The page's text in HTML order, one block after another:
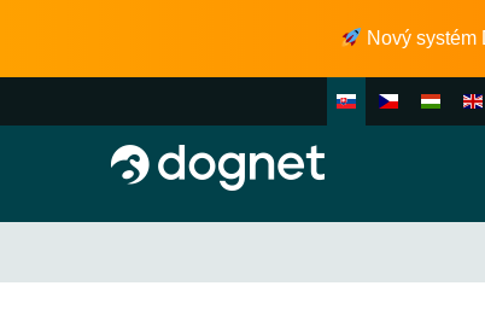
Nový systém